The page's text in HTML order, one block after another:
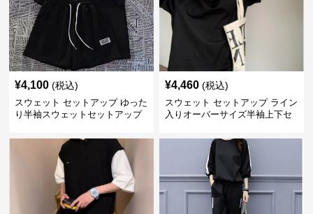
¥4,100 (税込)
スウェット セットアップ ゆった
り半袖スウェットセットアップ
¥4,460 (税込)
スウェット セットアップ ライン
入りオーバーサイズ半袖上下セ